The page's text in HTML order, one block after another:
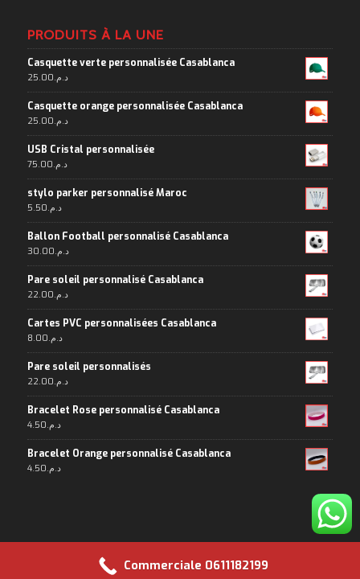
PRODUITS À LA UNE
Casquette verte personnalisée Casablanca
د.م.25.00
Casquette orange personnalisée Casablanca
د.م.25.00
USB Cristal personnalisée
د.م.75.00
stylo parker personnalisé Maroc
د.م.5.50
Ballon Football personnalisé Casablanca
د.م.30.00
Pare soleil personnalisé Casablanca
د.م.22.00
Cartes PVC personnalisées Casablanca
د.م.8.00
Pare soleil personnalisés
د.م.22.00
Bracelet Rose personnalisé Casablanca
د.م.4.50
Bracelet Orange personnalisé Casablanca
د.م.4.50
Copyright 2024© Maroc-ObjetCommerciale 0611182199